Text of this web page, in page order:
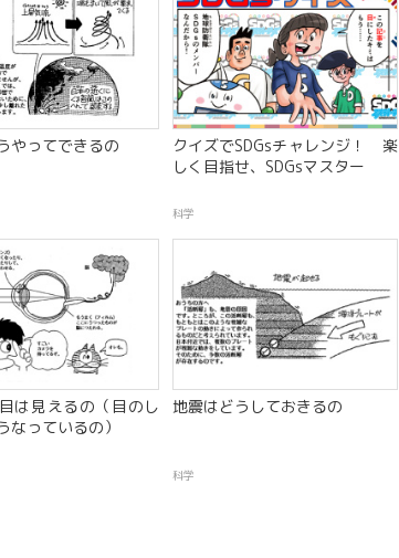
やってできるの
クイズでSDGsチャレンジ！ 楽
しく目指せ、SDGsマスター
科学
は見えるの（目のし
なっているの）
地震はどうしておきるの
科学